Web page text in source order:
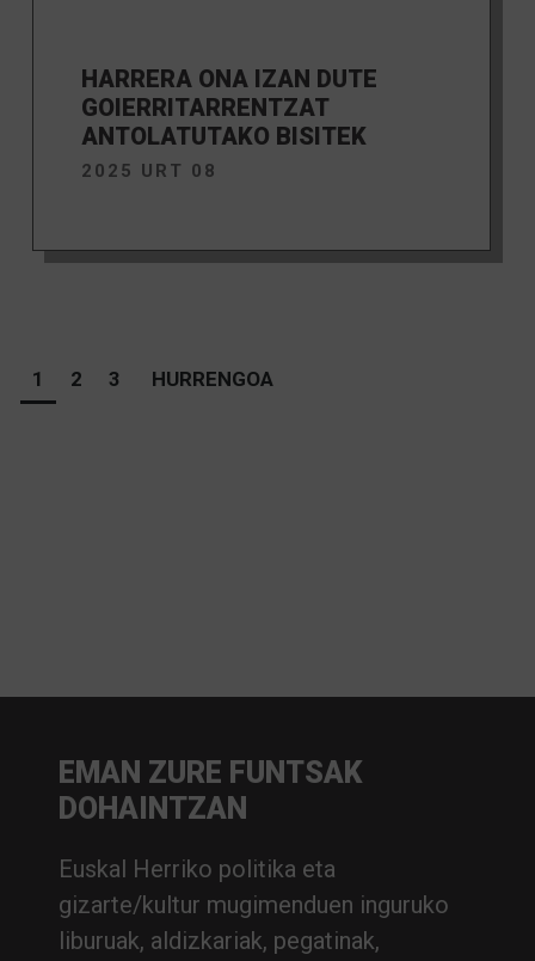
HARRERA ONA IZAN DUTE
GOIERRITARRENTZAT
ANTOLATUTAKO BISITEK
2025 URT 08
1 2 3 HURRENGOA
EMAN ZURE FUNTSAK
DOHAINTZAN
Euskal Herriko politika eta
gizarte/kultur mugimenduen inguruko
liburuak, aldizkariak, pegatinak,